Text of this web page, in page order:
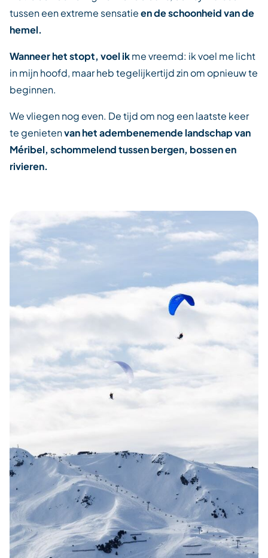
tussen een extreme sensatieen de schoonheid van de
hemel.
Wanneer het stopt, voel ikme vreemd: ik voel me licht
in mijn hoofd, maar heb tegelijkertijd zin om opnieuw te
beginnen.
We vliegen nog even. De tijd om nog een laatste keer
te genietenvan het adembenemende landschap van
Méribel, schommelend tussen bergen, bossen en
rivieren.